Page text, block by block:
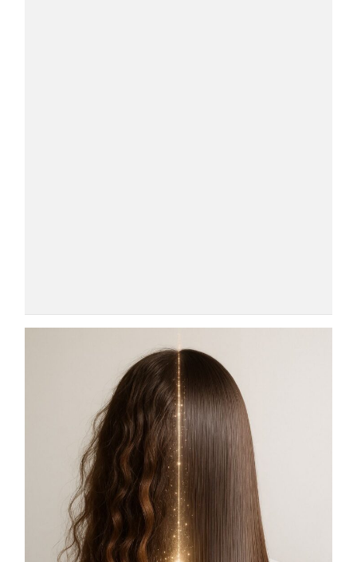
COSMOPROF WORLDWIDE BOLOGNA
Cosmprof Worldwide Bologna
presenta THE BEAUTY &
WELLNESS CONGRESS 2022: I
TEMI